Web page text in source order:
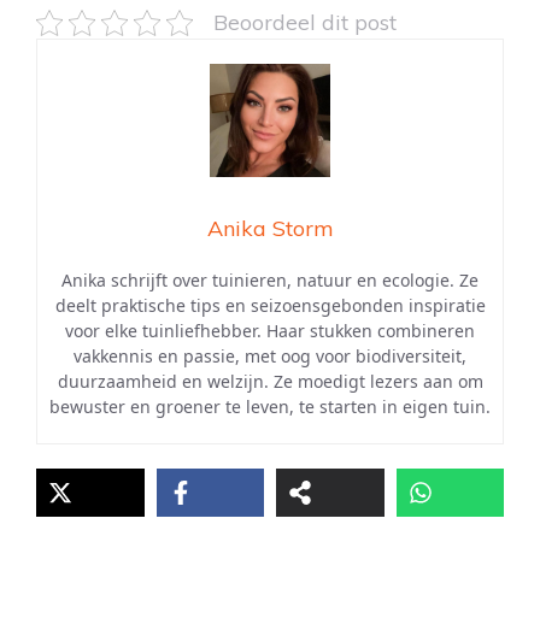
Beoordeel dit post
Anika Storm
Anika schrijft over tuinieren, natuur en ecologie. Ze
deelt praktische tips en seizoensgebonden inspiratie
voor elke tuinliefhebber. Haar stukken combineren
vakkennis en passie, met oog voor biodiversiteit,
duurzaamheid en welzijn. Ze moedigt lezers aan om
bewuster en groener te leven, te starten in eigen tuin.